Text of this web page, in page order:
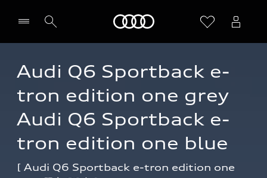
Audi Q6 Sportback e-
tron edition one grey
Audi Q6 Sportback e-
tron edition one blue
[ Audi Q6 Sportback e-tron edition one